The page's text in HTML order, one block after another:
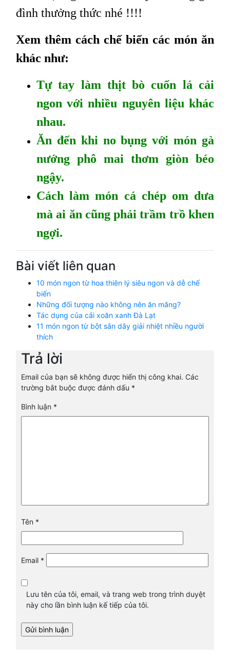
đình thưởng thức nhé !!!!
Xem thêm cách chế biến các món ăn
khác như:
Tự tay làm thịt bò cuốn lá cải
ngon với nhiều nguyên liệu khác
nhau.
Ăn đến khi no bụng với món gà
nướng phô mai thơm giòn béo
ngậy.
Cách làm món cá chép om dưa
mà ai ăn cũng phải trầm trồ khen
ngợi.
Bài viết liên quan
10 món ngon từ hoa thiên lý siêu ngon và dễ chế
biến
Những đối tượng nào không nên ăn măng?
Tác dụng của cải xoăn xanh Đà Lạt
11 món ngon từ bột sắn dây giải nhiệt nhiều người
thích
Trả lời
Email của bạn sẽ không được hiển thị công khai. Các
trường bắt buộc được đánh dấu *
Bình luận *
Tên *
Email *
Lưu tên của tôi, email, và trang web trong trình duyệt
này cho lần bình luận kế tiếp của tôi.